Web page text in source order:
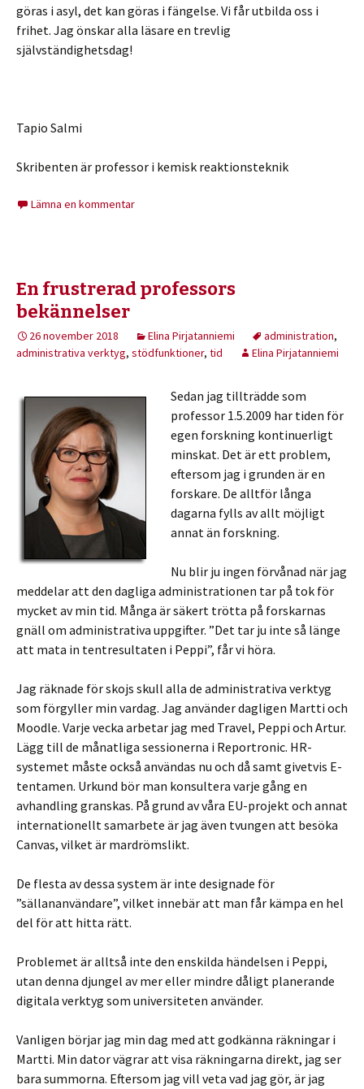
göras i asyl, det kan göras i fängelse. Vi får utbilda oss i
frihet. Jag önskar alla läsare en trevlig
självständighetsdag!
Tapio Salmi
Skribenten är professor i kemisk reaktionsteknik
Lämna en kommentar
En frustrerad professors
bekännelser
26 november 2018 Elina Pirjatanniemi administration,
administrativa verktyg, stödfunktioner, tid Elina Pirjatanniemi
Sedan jag tillträdde som
professor 1.5.2009 har tiden för
egen forskning kontinuerligt
minskat. Det är ett problem,
eftersom jag i grunden är en
forskare. De alltför långa
dagarna fylls av allt möjligt
annat än forskning.
Nu blir ju ingen förvånad när jag
meddelar att den dagliga administrationen tar på tok för
mycket av min tid. Många är säkert trötta på forskarnas
gnäll om administrativa uppgifter. ”Det tar ju inte så länge
att mata in tentresultaten i Peppi”, får vi höra.
Jag räknade för skojs skull alla de administrativa verktyg
som förgyller min vardag. Jag använder dagligen Martti och
Moodle. Varje vecka arbetar jag med Travel, Peppi och Artur.
Lägg till de månatliga sessionerna i Reportronic. HR-
systemet måste också användas nu och då samt givetvis E-
tentamen. Urkund bör man konsultera varje gång en
avhandling granskas. På grund av våra EU-projekt och annat
internationellt samarbete är jag även tvungen att besöka
Canvas, vilket är mardrömslikt.
De flesta av dessa system är inte designade för
”sällananvändare”, vilket innebär att man får kämpa en hel
del för att hitta rätt.
Problemet är alltså inte den enskilda händelsen i Peppi,
utan denna djungel av mer eller mindre dåligt planerande
digitala verktyg som universiteten använder.
Vanligen börjar jag min dag med att godkänna räkningar i
Martti. Min dator vägrar att visa räkningarna direkt, jag ser
bara summorna. Eftersom jag vill veta vad jag gör, är jag